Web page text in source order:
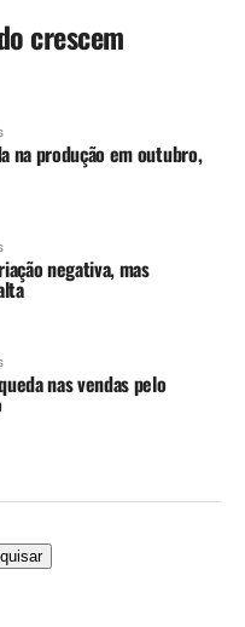
crescem
na produção em outubro,
negativa, mas
nas vendas pelo